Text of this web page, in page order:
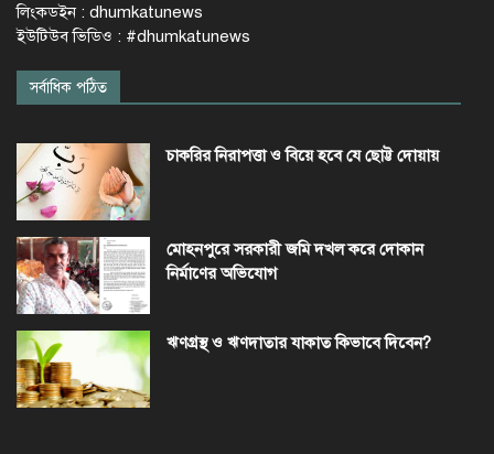
লিংকডইন : dhumkatunews
ইউটিউব ভিডিও : #dhumkatunews
সর্বাধিক পঠিত
চাকরির নিরাপত্তা ও বিয়ে হবে যে ছোট্ট দোয়ায়
মোহনপুরে সরকারী জমি দখল করে দোকান
নির্মাণের অভিযোগ
ঋণগ্রস্থ ও ঋণদাতার যাকাত কিভাবে দিবেন?